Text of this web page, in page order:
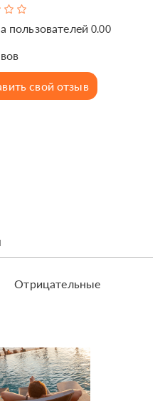
пользователей0.00
свой отзыв
Отрицательные